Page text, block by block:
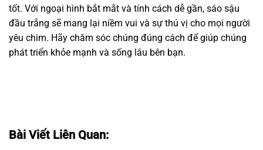
tốt. Với ngoại hình bắt mắt và tính cách dễ gần, sáo sậu
đầu trắng sẽ mang lại niềm vui và sự thú vị cho mọi người
yêu chim. Hãy chăm sóc chúng đúng cách để giúp chúng
phát triển khỏe mạnh và sống lâu bên bạn.
Bài Viết Liên Quan: